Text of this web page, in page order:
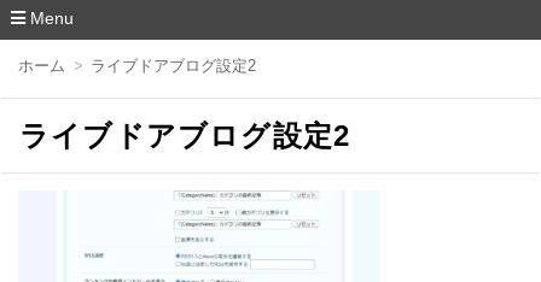
Menu
移
ホーム ライブドアブログ設定2
ライブドアブログ設定2